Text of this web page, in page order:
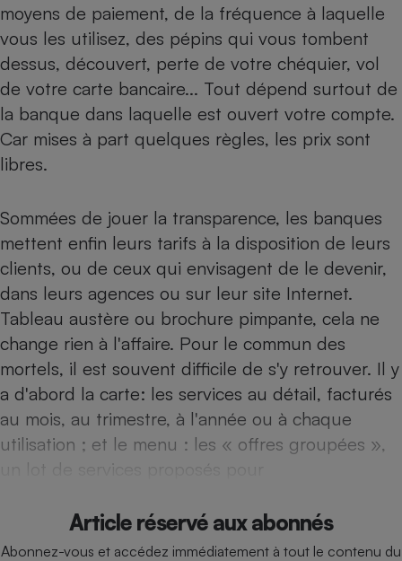
moyens de paiement, de la fréquence à laquelle
vous les utilisez, des pépins qui vous tombent
dessus, découvert, perte de votre chéquier, vol
de votre carte bancaire... Tout dépend surtout de
la banque dans laquelle est ouvert votre compte.
Car mises à part quelques règles, les prix sont
libres.
Sommées de jouer la transparence, les banques
mettent enfin leurs tarifs à la disposition de leurs
clients, ou de ceux qui envisagent de le devenir,
dans leurs agences ou sur leur site Internet.
Tableau austère ou brochure pimpante, cela ne
change rien à l'affaire. Pour le commun des
mortels, il est souvent difficile de s'y retrouver. Il y
a d'abord la carte: les services au détail, facturés
au mois, au trimestre, à l'année ou à chaque
utilisation ; et le menu : les « offres groupées »,
un lot de services proposés pour
Article réservé aux abonnés
Abonnez-vous et accédez immédiatement à tout le contenu du
Complément
alimentaire
bouteille
Assurance emprunteur
Banque
Gros électroménager
Petit électroménager -
Lave-linge
Internet
Téléphonie
Téléviseur
Téléphone mobile -
Matelas
Radiateur électrique
Mutuelle
Antimoustique